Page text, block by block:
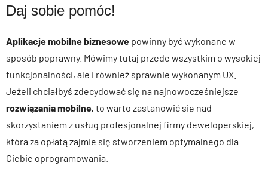
Daj sobie pomóc!
Aplikacje mobilne biznesowe powinny być wykonane w
sposób poprawny. Mówimy tutaj przede wszystkim o wysokiej
funkcjonalności, ale i również sprawnie wykonanym UX.
Jeżeli chciałbyś zdecydować się na najnowocześniejsze
rozwiązania mobilne, to warto zastanowić się nad
skorzystaniem z usług profesjonalnej firmy deweloperskiej,
która za opłatą zajmie się stworzeniem optymalnego dla
Ciebie oprogramowania.